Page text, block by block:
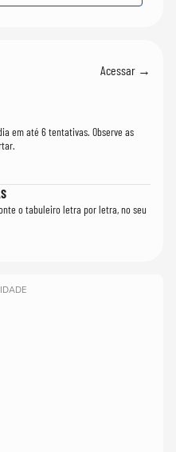
Acessar →
em até 6 tentativas. Observe as
o tabuleiro letra por letra, no seu